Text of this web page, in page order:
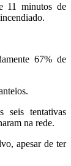
11 minutos de
67% de
seis tentativas
na rede.
apesar de ter